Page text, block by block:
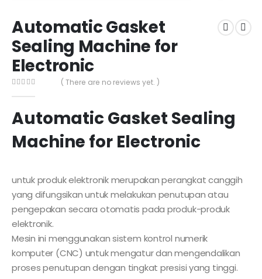
Automatic Gasket
Sealing Machine for
Electronic
( There are no reviews yet. )
Automatic Gasket Sealing
Machine for Electronic
untuk produk elektronik merupakan perangkat canggih
yang difungsikan untuk melakukan penutupan atau
pengepakan secara otomatis pada produk-produk
elektronik.
Mesin ini menggunakan sistem kontrol numerik
komputer (CNC) untuk mengatur dan mengendalikan
proses penutupan dengan tingkat presisi yang tinggi.